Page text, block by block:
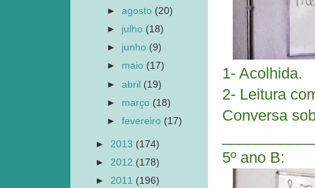
1- Acolhida.
2- Leitura
Conversa
5º ano B:
►agosto (20)
► julho (18)
► junho (9)
► maio (17)
►abril (19)
► março (18)
►fevereiro (17)
► 2013 (174)
► 2012 (178)
► 2011 (196)